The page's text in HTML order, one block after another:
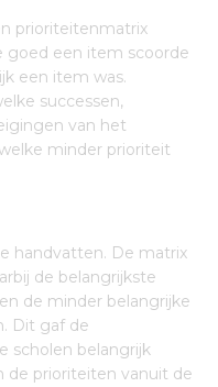
prioriteitenmatrix
goed een item scoorde
een item was.
successen,
van het
minder prioriteit
handvatten. De matrix
de belangrijkste
de minder belangrijke
Dit gaf de
scholen belangrijk
de prioriteiten vanuit de